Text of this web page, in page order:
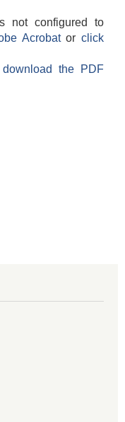
not configured to
Acrobatorclick
the PDF